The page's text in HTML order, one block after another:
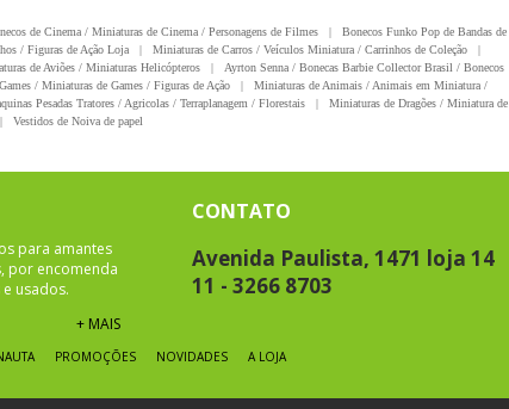
de Cinema / Miniaturas de Cinema / Personagens de Filmes |
Bonecos Funko Pop de Bandas de
/ Figuras de Ação Loja | Miniaturas de Carros / Veículos Miniatura / Carrinhos de Coleção
|
de Aviões / Miniaturas Helicópteros |
Ayrton Senna / Bonecas Barbie Collector Brasil / Bonecos
/ Miniaturas de Games / Figuras de Ação |
Miniaturas de Animais / Animais em Miniatura /
Pesadas Tratores / Agricolas / Terraplanagem / Florestais |
Miniaturas de Dragões / Miniatura de
| Vestidos de Noiva de papel
para amantes
por encomenda
usados.
+ MAIS
CONTATO
Avenida Paulista, 1471 loja 14
11 - 3266 8703
PROMOÇÕES NOVIDADES A LOJA